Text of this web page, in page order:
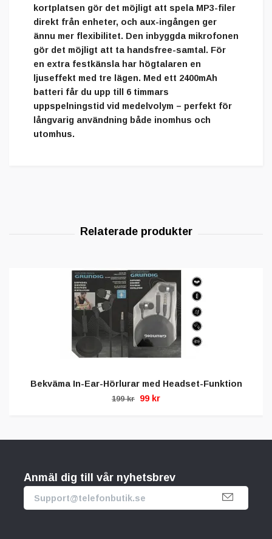
kortplatsen gör det möjligt att spela MP3-filer
direkt från enheter, och aux-ingången ger
ännu mer flexibilitet. Den inbyggda mikrofonen
gör det möjligt att ta handsfree-samtal . För
en extra festkänsla har högtalaren en
ljuseffekt med tre lägen. Med ett 2400mAh
batteri får du upp till 6 timmars
uppspelningstid vid medelvolym – perfekt för
långvarig användning både inomhus och
utomhus.
Bekväma In-Ear-Hörlurar med Headset-Funktion
199 kr 99 kr
Anmäl dig till vår nyhetsbrev